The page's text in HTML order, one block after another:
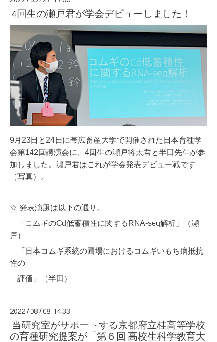
4回生の瀬戸君が学会デビューしました！
9月 23日と 24日に帯広畜産大学で開催された日本育種学
会第142回講演会に、4回生の瀬戸将太君と半田先生が参
加しました。瀬戸君はこれが学会発表デビュー戦です
（写真）。
☆ 発表演題は以下の通り。
「コムギのCd低蓄積性に関する RNA-seq解析」（瀬
戸）
「日本コムギ系統の圃場におけるコムギいもち病抵抗
性の
評価」（半田）
2022 /08 /08 14:33
当研究室がサポートする京都府立桂高等学校
の育種研究提案が「第６回 高校生科学教育大